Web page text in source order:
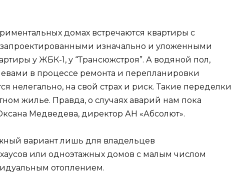
домах встречаются квартиры с
изначально и уложенными
у ЖБК-1, у “Трансюжстроя”. А водяной пол,
в процессе ремонта и перепланировки
нелегально, на свой страх и риск. Такие переделки
жилье. Правда, о случаях аварий нам пока
Медведева, директор АН «Абсолют».
вариант лишь для владельцев
или одноэтажных домов с малым числом
отоплением.